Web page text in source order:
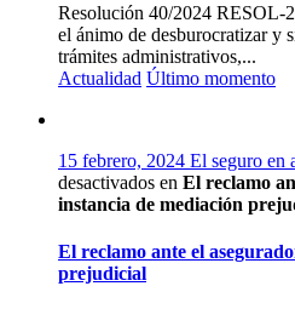
Resolución 40/2024
el ánimo de desburocratizar y
trámites administrativos,...
Actualidad Último momento
15 febrero, 2024 El seguro en
desactivados en El reclamo
instancia de mediación
El reclamo ante el
prejudicial